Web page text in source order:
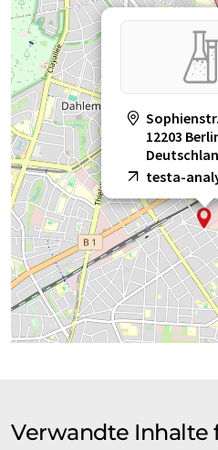
12203
testa-
Verwandte Inhalte